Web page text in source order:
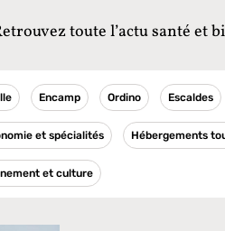
toute l’actu santé et
Encamp Ordino Escaldes
et spécialités Hébergements
et culture